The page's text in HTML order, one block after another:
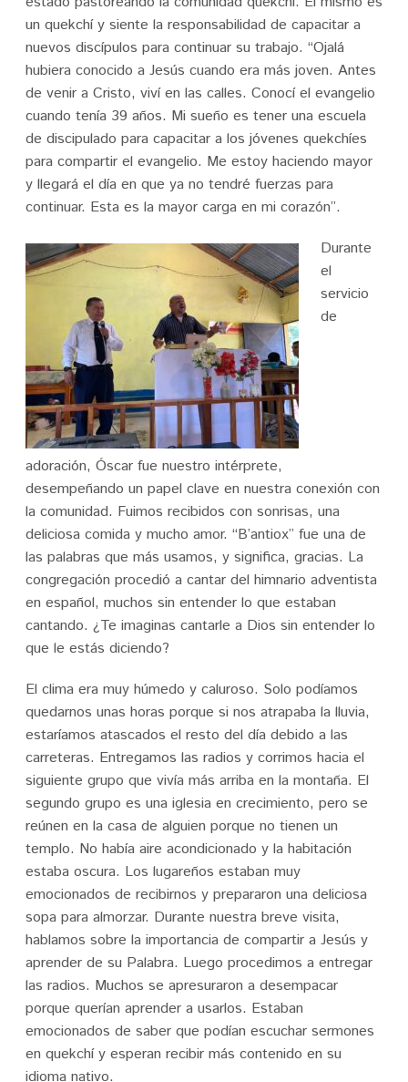
un quekchí y siente la responsabilidad de capacitar a
nuevos discípulos para continuar su trabajo. “Ojalá
hubiera conocido a Jesús cuando era más joven. Antes
de venir a Cristo, viví en las calles. Conocí el evangelio
cuando tenía 39 años. Mi sueño es tener una escuela
de discipulado para capacitar a los jóvenes quekchíes
para compartir el evangelio. Me estoy haciendo mayor
y llegará el día en que ya no tendré fuerzas para
continuar. Esta es la mayor carga en mi corazón”.
Durante
el
servicio
de
adoración, Óscar fue nuestro intérprete,
desempeñando un papel clave en nuestra conexión con
la comunidad. Fuimos recibidos con sonrisas, una
deliciosa comida y mucho amor. “B’antiox” fue una de
las palabras que más usamos, y significa, gracias. La
congregación procedió a cantar del himnario adventista
en español, muchos sin entender lo que estaban
cantando. ¿Te imaginas cantarle a Dios sin entender lo
que le estás diciendo?
El clima era muy húmedo y caluroso. Solo podíamos
quedarnos unas horas porque si nos atrapaba la lluvia,
estaríamos atascados el resto del día debido a las
carreteras. Entregamos las radios y corrimos hacia el
siguiente grupo que vivía más arriba en la montaña. El
segundo grupo es una iglesia en crecimiento, pero se
reúnen en la casa de alguien porque no tienen un
templo. No había aire acondicionado y la habitación
estaba oscura. Los lugareños estaban muy
emocionados de recibirnos y prepararon una deliciosa
sopa para almorzar. Durante nuestra breve visita,
hablamos sobre la importancia de compartir a Jesús y
aprender de su Palabra. Luego procedimos a entregar
las radios. Muchos se apresuraron a desempacar
porque querían aprender a usarlos. Estaban
emocionados de saber que podían escuchar sermones
en quekchí y esperan recibir más contenido en su
idioma nativo.